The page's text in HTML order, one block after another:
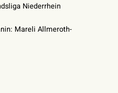
Niederrhein
Mareli Allmeroth-